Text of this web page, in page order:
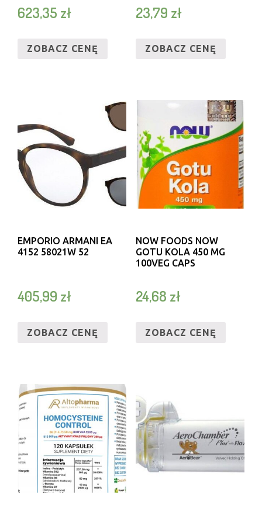
623,35 zł
ZOBACZ CENĘ
23,79 zł
ZOBACZ CENĘ
EMPORIO ARMANI EA
4152 58021W 52
405,99 zł
ZOBACZ CENĘ
NOW FOODS NOW
GOTU KOLA 450 MG
100VEG CAPS
24,68 zł
ZOBACZ CENĘ